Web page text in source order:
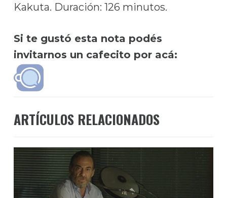
Kakuta. Duración: 126 minutos.
Si te gustó esta nota podés
invitarnos un cafecito por acá:
ARTÍCULOS RELACIONADOS